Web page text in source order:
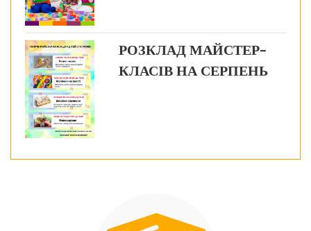
РОЗКЛАД МАЙСТЕР-
КЛАСІВ НА СЕРПЕНЬ